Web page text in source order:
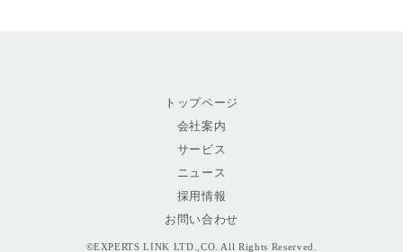
トップページ
会社案内
サービス
ニュース
採用情報
お問い合わせ
©EXPERTS LINK LTD.,CO. All Rights Reserved.